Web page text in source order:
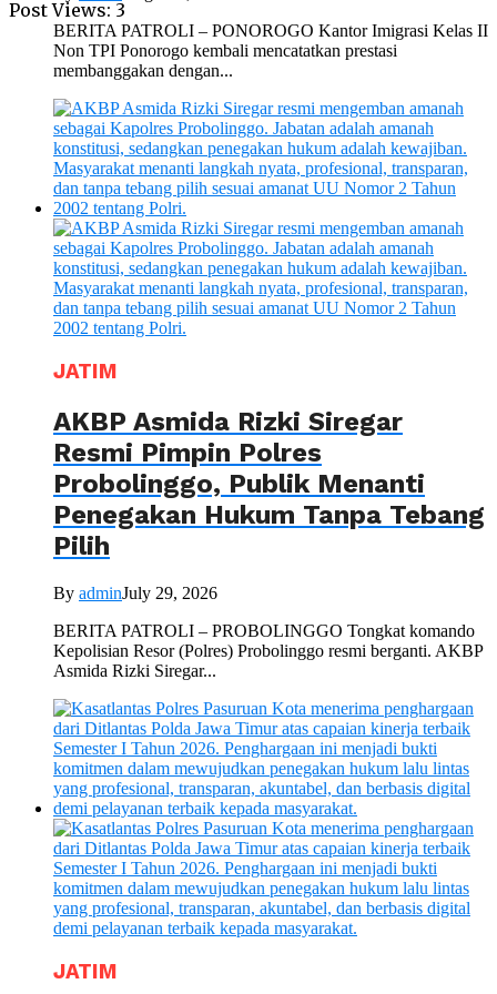
Post Views: 3
BERITA PATROLI – PONOROGO Kantor Imigrasi Kelas II
Non TPI Ponorogo kembali mencatatkan prestasi
membanggakan dengan...
JATIM
AKBP Asmida Rizki Siregar
Resmi Pimpin Polres
Probolinggo, Publik Menanti
Penegakan Hukum Tanpa Tebang
Pilih
By adminJuly 29, 2026
BERITA PATROLI – PROBOLINGGO Tongkat komando
Kepolisian Resor (Polres) Probolinggo resmi berganti. AKBP
Asmida Rizki Siregar...
JATIM